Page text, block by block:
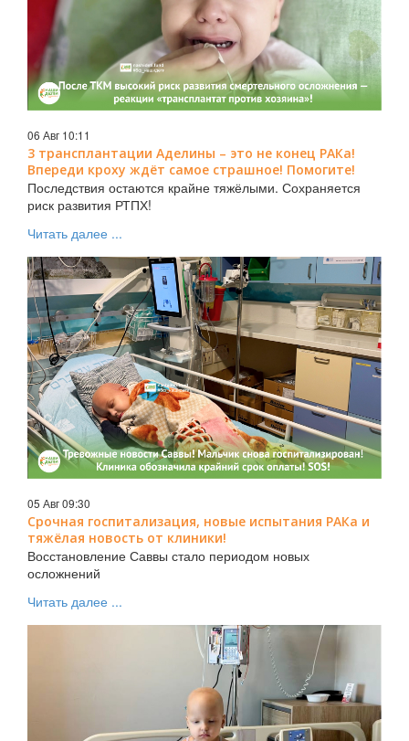
06 Авг 10:11
3 трансплантации Аделины – это не конец РАКа!
Впереди кроху ждёт самое страшное! Помогите!
Последствия остаются крайне тяжёлыми. Сохраняется
риск развития РТПХ!
Читать далее ...
05 Авг 09:30
Срочная госпитализация, новые испытания РАКа и
тяжёлая новость от клиники!
Восстановление Саввы стало периодом новых
осложнений
Читать далее ...